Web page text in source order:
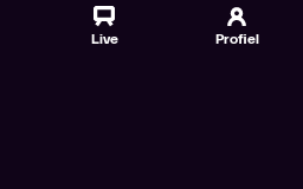
Live Profiel